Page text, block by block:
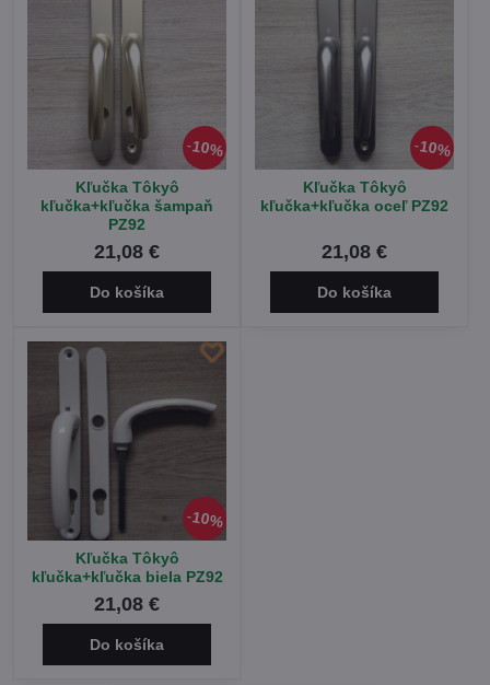
10%
Kľučka Tôkyô
kľučka+kľučka šampaň
PZ92
21,08 €
Do košíka
10%
Kľučka Tôkyô
kľučka+kľučka oceľ PZ92
21,08 €
Do košíka
10%
Kľučka Tôkyô
kľučka+kľučka biela PZ92
21,08 €
Do košíka